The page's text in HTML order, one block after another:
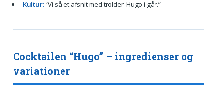
Kultur:“Vi så et afsnit med trolden Hugo i går.”
Cocktailen “Hugo” – ingredienser og
variationer